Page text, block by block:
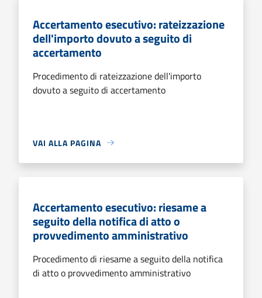
Accertamento esecutivo: rateizzazione
dell'importo dovuto a seguito di
accertamento
Procedimento di rateizzazione dell'importo
dovuto a seguito di accertamento
VAI ALLA PAGINA
Accertamento esecutivo: riesame a
seguito della notifica di atto o
provvedimento amministrativo
Procedimento di riesame a seguito della notifica
di atto o provvedimento amministrativo